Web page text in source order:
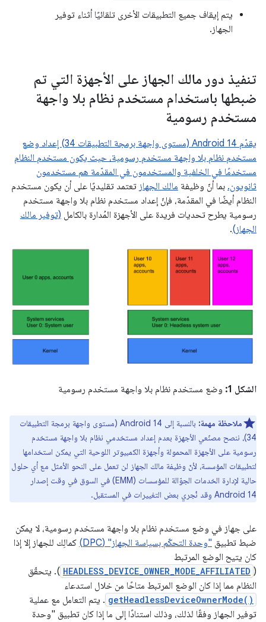
يتم إيقاف جميع التطبيقات الأخرى تلقائيًا أثناء توفير
الجهاز.
تنفيذ دور مالك الجهاز على الأجهزة التي تم
ضبطها باستخدام مستخدم نظام بلا واجهة
مستخدم رسومية
يقدّم Android 14 (مستوى واجهة برمجة التطبيقات 34) إعداد وضع
مستخدم نظام بلا واجهة مستخدم رسومية، حيث يكون مستخدم النظام
مستخدمًا في الخلفية والمستخدمون في المقدّمة هم مستخدمون
ثانويون. بما أنّ وظيفة مالك الجهاز تعتمد تقليديًا على أن يكون مستخدم
النظام أيضًا في المقدّمة، فإنّ إعداد مستخدم نظام بلا واجهة مستخدم
رسومية يطرح تحديات فريدة على الأجهزة المُدارة بالكامل (توفير مالك
الجهاز).
الشكل 1: وضع مستخدم نظام بلا واجهة مستخدم رسومية
ملاحظة مهمة:
بالنسبة إلى Android 14 (مستوى واجهة برمجة التطبيقات
34)، ننصح مصنّعي الأجهزة بعدم إعداد مستخدمي نظام بلا واجهة مستخدم
رسومية على الأجهزة المحمولة وأجهزة الكمبيوتر اللوحية التي يمكن استخدامها
لتطبيقات المؤسسة، لأنّ وظيفة مالك الجهاز لن تعمل على النحو الأمثل مع أي حلول
حالية لإدارة الخدمات الجوّالة للمؤسسات (EMM) في السوق في وقت إصدار
Android 14 وقد نُجري بعض التغييرات في المستقبل.
على جهاز في وضع مستخدم نظام بلا واجهة مستخدم رسومية، لا يمكن
ضبط تطبيق "وحدة التحكّم بسياسة الجهاز" (DPC)
كمالِك للجهاز إلا إذا
كان يتيح الوضع المرتبط
(
HEADLESS_DEVICE_OWNER_MODE_AFFILIATED ). يتحقّق
النظام مما إذا كان الوضع المرتبط متاحًا من خلال استدعاء
getHeadlessDeviceOwnerMode() . يتم التعامل مع عملية
توفير الجهاز وفقًا لذلك، وذلك استنادًا إلى ما إذا كان تطبيق "وحدة